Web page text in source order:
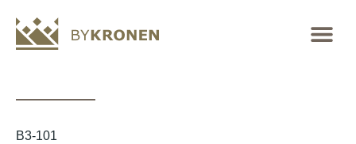
B3-101